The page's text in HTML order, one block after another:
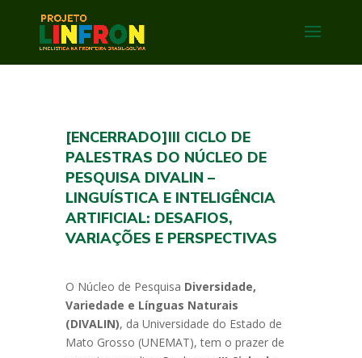
[ENCERRADO]III CICLO DE
PALESTRAS DO NÚCLEO DE
PESQUISA DIVALIN –
LINGUÍSTICA E INTELIGÊNCIA
ARTIFICIAL: DESAFIOS,
VARIAÇÕES E PERSPECTIVAS
O Núcleo de Pesquisa Diversidade,
Variedade e Línguas Naturais
(DIVALIN), da Universidade do Estado de
Mato Grosso (UNEMAT), tem o prazer de